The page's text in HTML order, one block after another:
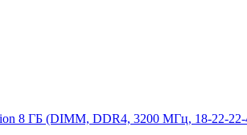
8 ГБ (DIMM, DDR4, 3200 МГц, 18-22-